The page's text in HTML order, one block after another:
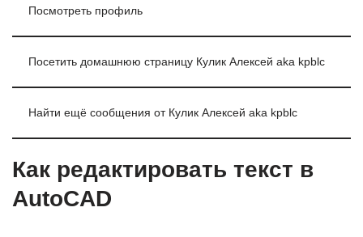
Посмотреть профиль
Посетить домашнюю страницу Кулик Алексей aka kpblc
Найти ещё сообщения от Кулик Алексей aka kpblc
Как редактировать текст в
AutoCAD